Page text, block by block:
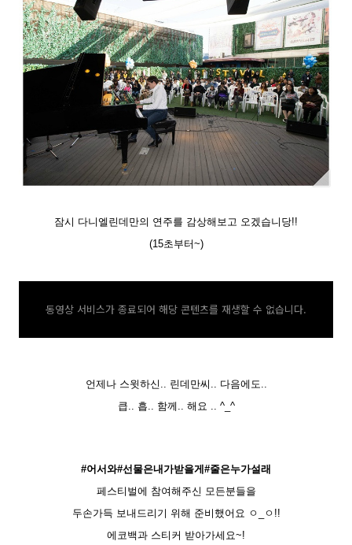
잠시 다니엘린데만의 연주를 감상해보고 오겠습니당!!
(15초부터~)
동영상 서비스가 종료되어 해당 콘텐츠를 재생할 수 없습니다.
언제나 스윗하신.. 린데만씨.. 다음에도..
큽.. 흡.. 함께.. 해요 .. ^_^
#어서와#선물은내가받을게 #줄은누가설래
페스티벌에 참여해주신 모든분들을
두손가득 보내드리기 위해 준비했어요 ㅇ_ㅇ!!
에코백과 스티커 받아가세요~!